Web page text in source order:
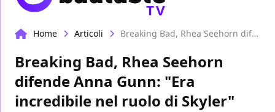
TV
Home Articoli Breaking Bad, Rhea Seehorn difende Anna Gunn: "Era incredibile nel ruolo di Skyler"
Breaking Bad, Rhea Seehorn
difende Anna Gunn: "Era
incredibile nel ruolo di Skyler"